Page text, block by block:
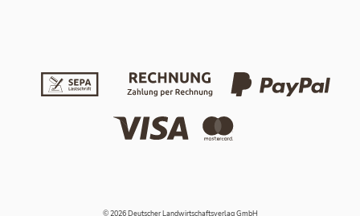
© 2026 Deutscher Landwirtschaftsverlag GmbH